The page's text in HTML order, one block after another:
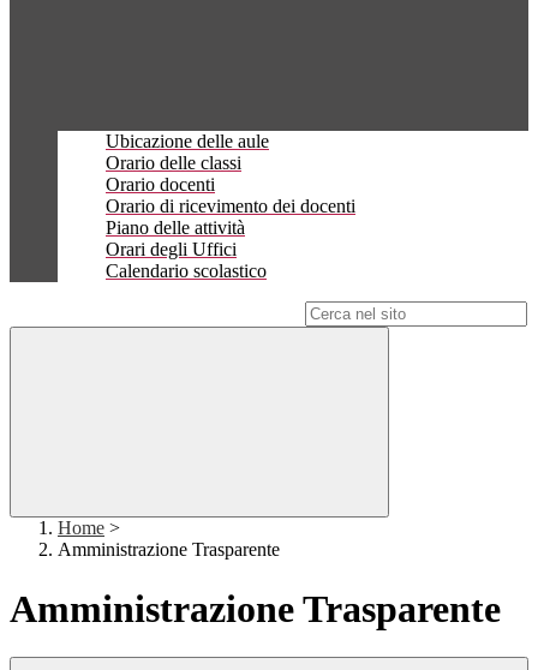
Ubicazione delle aule
Orario delle classi
Orario docenti
Orario di ricevimento dei docenti
Piano delle attività
Orari degli Uffici
Calendario scolastico
Home >
Amministrazione Trasparente
Amministrazione Trasparente